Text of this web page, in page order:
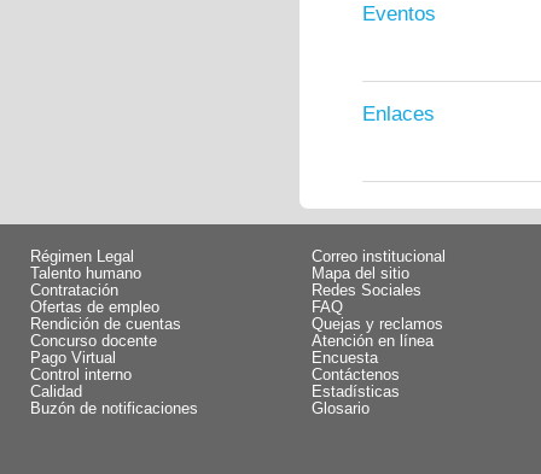
Eventos
Enlaces
Régimen Legal
Talento humano
Contratación
Ofertas de empleo
Rendición de cuentas
Concurso docente
Pago Virtual
Control interno
Calidad
Buzón de notificaciones
Correo institucional
Mapa del sitio
Redes Sociales
FAQ
Quejas y reclamos
Atención en línea
Encuesta
Contáctenos
Estadísticas
Glosario